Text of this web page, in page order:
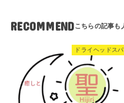
RECOMMEND
ドライヘッドスパ